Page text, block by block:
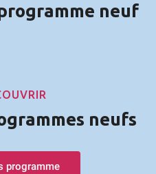
neuf
neufs
programme